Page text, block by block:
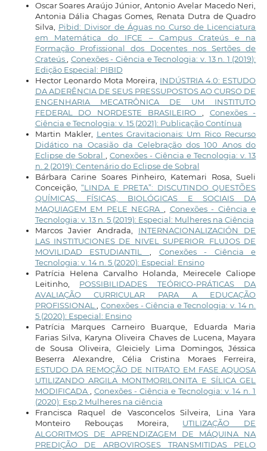
Oscar Soares Araújo Júnior, Antonio Avelar Macedo Neri,
Antonia Dália Chagas Gomes, Renata Dutra de Quadro
Silva, Pibid: Divisor de Águas no Curso de Licenciatura
em Matemática do IFCE – Campus Crateús e na
Formação Profissional dos Docentes nos Sertões de
Crateús, Conexões - Ciência e Tecnologia: v. 13 n. 1 (2019):
Edição Especial: PIBID
Hector Leonardo Mota Moreira, INDÚSTRIA 4.0: ESTUDO
DA ADERÊNCIA DE SEUS PRESSUPOSTOS AO CURSO DE
ENGENHARIA MECATRÔNICA DE UM INSTITUTO
FEDERAL DO NORDESTE BRASILEIRO , Conexões -
Ciência e Tecnologia: v. 15 (2021): Publicação Contínua
Martin Makler, Lentes Gravitacionais: Um Rico Recurso
Didático na Ocasião da Celebração dos 100 Anos do
Eclipse de Sobral , Conexões - Ciência e Tecnologia: v. 13
n. 2 (2019): Centenário do Eclipse de Sobral
Bárbara Carine Soares Pinheiro, Katemari Rosa, Sueli
Conceição,“LINDA E PRETA”: DISCUTINDO QUESTÕES
QUÍMICAS, FÍSICAS, BIOLÓGICAS E SOCIAIS DA
MAQUIAGEM EM PELE NEGRA , Conexões - Ciência e
Tecnologia: v. 13 n. 5 (2019): Especial: Mulheres na Ciência
Marcos Javier Andrada, INTERNACIONALIZACIÓN DE
LAS INSTITUCIONES DE NIVEL SUPERIOR. FLUJOS DE
MOVILIDAD ESTUDIANTIL , Conexões - Ciência e
Tecnologia: v. 14 n. 5 (2020): Especial: Ensino
Patrícia Helena Carvalho Holanda, Meirecele Caliope
Leitinho, POSSIBILIDADES TEÓRICO-PRÁTICAS DA
AVALIAÇÃO CURRICULAR PARA A EDUCAÇÃO
PROFISSIONAL, Conexões - Ciência e Tecnologia: v. 14 n.
5 (2020): Especial: Ensino
Patrícia Marques Carneiro Buarque, Eduarda Maria
Farias Silva, Karyna Oliveira Chaves de Lucena, Mayara
de Sousa Oliveira, Gleiciely Lima Domingos, Jéssica
Beserra Alexandre, Célia Cristina Moraes Ferreira,
ESTUDO DA REMOÇÃO DE NITRATO EM FASE AQUOSA
UTILIZANDO ARGILA MONTMORILONITA E SÍLICA GEL
MODIFICADA , Conexões - Ciência e Tecnologia: v. 14 n. 1
(2020): Esp.2 Mulheres na ciência
Francisca Raquel de Vasconcelos Silveira, Lina Yara
Monteiro Rebouças Moreira, UTILIZAÇÃO DE
ALGORITMOS DE APRENDIZAGEM DE MÁQUINA NA
PREDIÇÃO DE ARBOVIROSES TRANSMITIDAS PELO